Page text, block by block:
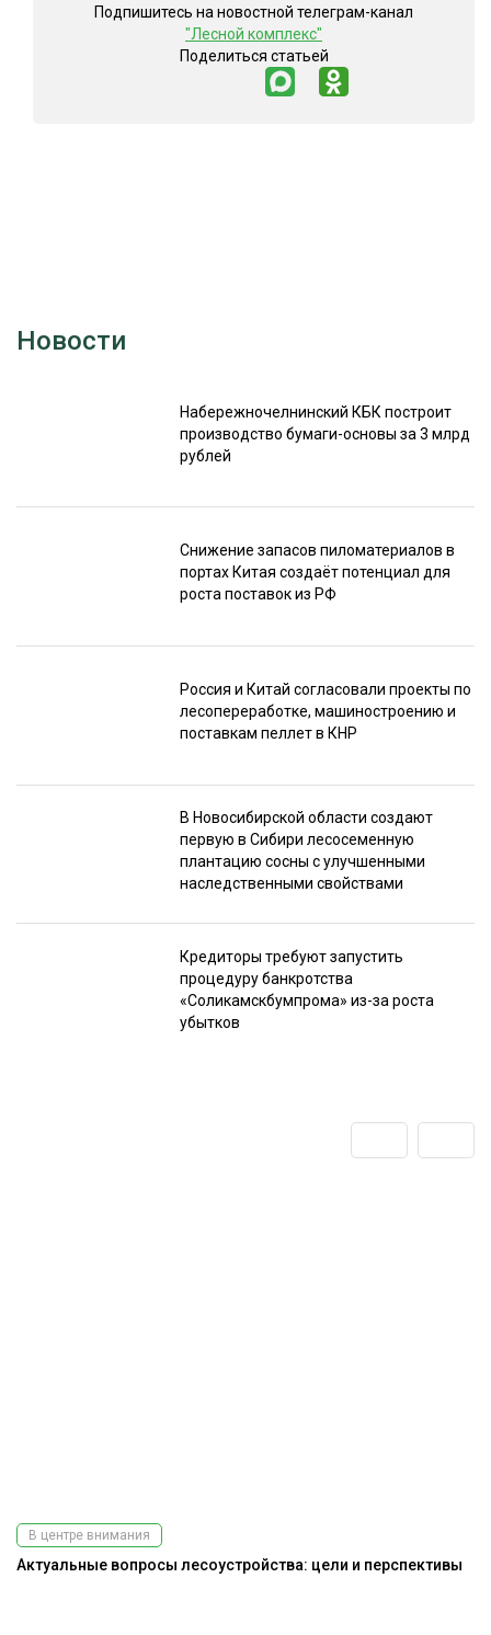
Подпишитесь на новостной телеграм-канал
"Лесной комплекс"
Поделиться статьей
Новости
Набережночелнинский КБК построит
производство бумаги-основы за 3 млрд
рублей
Снижение запасов пиломатериалов в
портах Китая создаёт потенциал для
роста поставок из РФ
Россия и Китай согласовали проекты по
лесопереработке, машиностроению и
поставкам пеллет в КНР
В Новосибирской области создают
первую в Сибири лесосеменную
плантацию сосны с улучшенными
наследственными свойствами
Кредиторы требуют запустить
процедуру банкротства
«Соликамскбумпрома» из-за роста
убытков
В центре внимания
Актуальные вопросы лесоустройства: цели и перспективы